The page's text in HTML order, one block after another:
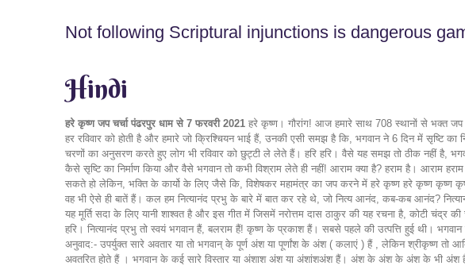
Not following Scriptural injunctions is dangerous
Hindi
हरे कृष्ण जप चर्चा पंढरपुर धाम से 7 फरवरी 2021 हरे कृष्ण। गौरांग! आज हमारे साथ 708 स्थानों से भक्त
हर रविवार को होती है और हमारे जो क्रिश्चियन भाई हैं, उनकी एसी समझ है कि, भगवान ने 6 दिन में सृष्टि
चरणों का अनुसरण करते हुए लोग भी रविवार को छुट्टी ले लेते हैं। हरि हरि। वैसे यह समझ तो ठीक नहीं है,
कैसे सृष्टि का निर्माण किया और वैसे भगवान तो कभी विश्राम लेते ही नहीं! आराम क्या है? हराम है। आराम
सकते हो लेकिन, भक्ति के कार्यो के लिए जैसे कि, विशेषकर महामंत्र का जप करने में हरे कृष्ण हरे कृष्ण कृष्ण
वह भी ऐसे ही बातें हैं। कल हम नित्यानंद प्रभु के बारे में बात कर रहे थे, जो नित्य आनंद, कब-कब आनंद?
यह मूर्ति सदा के लिए यानी शाश्वत है और इस गीत में जिसमें नरोत्तम दास ठाकुर की यह रचना है, कोटी चंद्र
हरि। नित्यानंद प्रभु तो स्वयं भगवान हैं, बलराम हैं! कृष्ण के प्रकाश हैं। सबसे पहले की उत्पत्ति हुई थी।
अनुवाद:- उपर्युक्त सारे अवतार या तो भगवान् के पूर्ण अंश या पूर्णांश के अंश ( कलाएं ) हैं , लेकिन श्रीकृष्ण तो
अवतरित होते हैं । भगवान के कई सारे विस्तार या अंशाश अंश या अंशांशअंश हैं। अंश के अंश के अंश के भी अंश